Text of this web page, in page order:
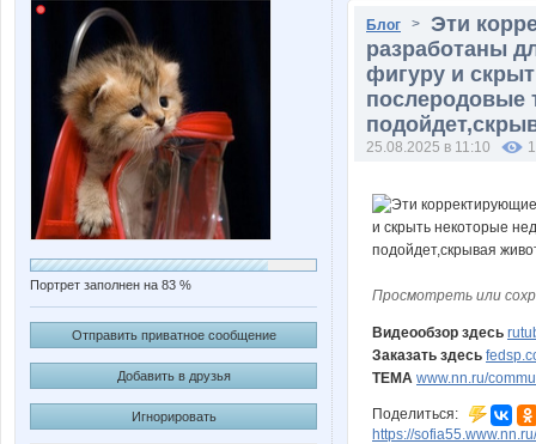
Портрет заполнен на 83 %
Отправить приватное сообщение
Добавить в друзья
Игнорировать
Блог > Эти
разработаны
фигуру и
послеродовые
25.08.2025 в 11:10
Просмотреть или
Видеообзор здесь
Заказать здесь
ТЕМА www.nn.ru/
Поделиться:
https://